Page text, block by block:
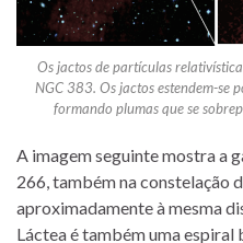
Os jactos de partículas
NGC 383. Os jactos estendem-se
formando plumas que se
A imagem seguinte mostra a
266, também na constelação
aproximadamente à mesma
Láctea é também uma espiral